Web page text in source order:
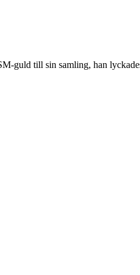
guld till sin samling, han